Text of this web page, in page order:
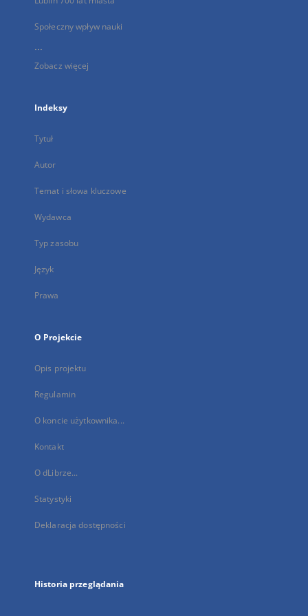
Społeczny wpływ nauki
...
Zobacz więcej
Indeksy
Tytuł
Autor
Temat i słowa kluczowe
Wydawca
Typ zasobu
Język
Prawa
O Projekcie
Opis projektu
Regulamin
O koncie użytkownika...
Kontakt
O dLibrze...
Statystyki
Deklaracja dostępności
Historia przeglądania